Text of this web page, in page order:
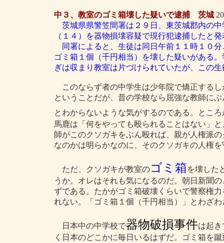
中３、教室のゴミ箱壊した疑いで逮捕 茨城
茨城県県警笠間署は２９日、東茨城郡内の
（１４）を器物損壊容疑で現行犯逮捕したと
同署によると、生徒は同日午前１１時１０
ゴミ箱１個（千円相当）を壊した疑いがある
ぎは収まり教室は片づけられていたが、この
このならず者の中学生は少年院で矯正する
ということだが、昔の学校なら屈強な教師に
とわからないような気がするのである。とこ
馬鹿は「何をやっても殴られることはない」
師がこのクソガキをぶん殴れば、親が人権派
なのかは明らかなのに、そのクソガキの人権
ただ、クソガキが教室のゴミ箱を壊した
うか。オレはそれも気になるのだ。朝日新聞
ずである。たかがゴミ箱破壊くらいで警察権
れない。「ゴミ箱１個（千円相当）」とわざ
日本中の中学校で器物破損事件は起き
く日本のどこかに毎日いるはずだ。ゴミ箱を